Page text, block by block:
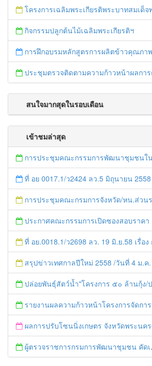
โครงการเฉลิมพระเกียรติพระบาทสมเด็จพระเจ้าอยู่หัว เนื่องในโอกาสมหามงคลเสด็จเถลิงถวัลยราชส
กิจกรรมปลูกต้นไม้เฉลิมพระเกียรติฯ
การฝึกอบรมหลักสูตรการผลิตข้าวคุณภาพสูงต้นทุนต่
ประชุมตรวจติดตามความก้าวหน้าผลการดำเนินงานขับเคลื่อนนโยบายของกระทรวงเกษตรและสหกร
สนใจมากสุดในรอบเดือน
เข้าชมล่าสุด
การประชุมคณะกรรมการพัฒนาชุมชนในพื้นที่รอบโรงไฟฟ้า (คพรฟ.) ครั้งที่ 2/2558 กองทุนพัฒนาไฟฟ้าบริษัท โรจนะเพาเวอ
ที่ อย 0017.1/ว2424 ลว.5 มิถุนายน 2558 เรื่อง แจ้งกำหนดตรวจประเมินและให้คะแนนหน่วยงานที่สมัครเข้าร่วมโครงการพัฒนาหน่วยงานต้นแบบในการจัดตั้งศูนย์ข้อมูลข่าวสารของราชการฯ ประจำปีงบประมาณ พ.ศ. 2558
การประชุมคณะกรมการจังหวัด/หน.ส่วนราชการประจำเดือน มิถุนายน 2558
ประกาศคณะกรรมการเปิดซองสอบราคา
ที่ อย.0018.1/ว2698 ลว. 19 มิ.ย.58 เรื่อง การแก้ไขปัญหาหนี้สินให้แก่เกษต
สรุปข่าวเทศกาลปีใหม่ 2558 /วันที่ 4 ม.ค.
ปล่อยพันธุ์สัตว์น้ำ"โครงการ ๕๐ ล้านกุ้ง/ปลา ฟื้นชีวิตใหม่ให้เจ้าพร
รายงานผลความก้าวหน้าโครงการจัดการแก้ไขปัญหาขยะ สัปดาห์ที่ 9/
ผลการปรับโซนนิ่งเกษตร จังหวัดพระนครศรี
ผู้ตรวจราชการกรมการพัฒนาชุมชน คัดเลือกข้าราชการและลูกจ้างดีเด่น และหน่วยงานพัฒนาชุมชนใสสะอาด ประจำปี ๒๕๕๔